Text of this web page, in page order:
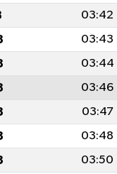
03:42
03:43
03:44
03:46
03:47
03:48
03:50